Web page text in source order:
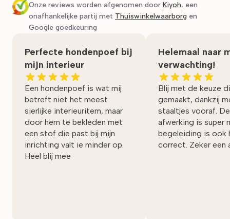
Onze reviews worden afgenomen door Kiyoh, een
onafhankelijke partij met Thuiswinkelwaarborg en
Google goedkeuring
Perfecte hondenpoef bij
mijn interieur
Een hondenpoef is wat mij
betreft niet het meest
sierlijke interieuritem, maar
door hem te bekleden met
een stof die past bij mijn
inrichting valt ie minder op.
Heel blij mee
Helemaal naar
verwachting!
Blij met de keuze
gemaakt, dankzij
staaltjes vooraf. De
afwerking is super
begeleiding is ook
correct. Zeker een